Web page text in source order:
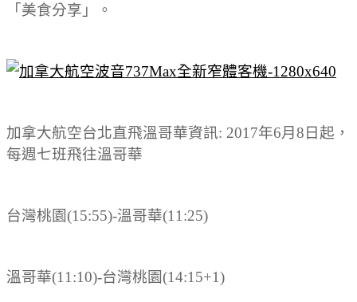
「美食分享」。
加拿大航空台北直飛溫哥華資訊: 2017年6月8日起，
每週七班飛往溫哥華
台灣桃園(15:55)-溫哥華(11:25)
溫哥華(11:10)-台灣桃園(14:15+1)